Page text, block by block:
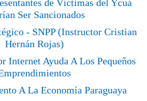
de Víctimas del Ycuá
Ser Sancionados
- SNPP (Instructor Cristian
Hernán Rojas)
Internet Ayuda A Los Pequeños
A La Economía Paraguaya